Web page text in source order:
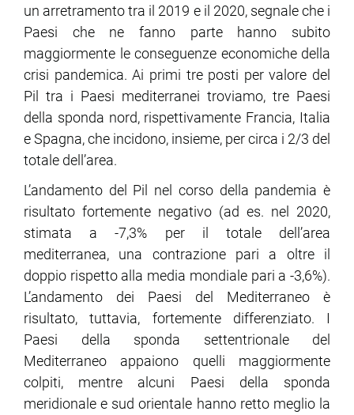
un arretramento tra il 2019 e il 2020, segnale che i
Paesi che ne fanno parte hanno subito
maggiormente le conseguenze economiche della
crisi pandemica. Ai primi tre posti per valore del
Pil tra i Paesi mediterranei troviamo, tre Paesi
della sponda nord, rispettivamente Francia, Italia
e Spagna, che incidono, insieme, per circa i 2/3 del
totale dell’area.
L’andamento del Pil nel corso della pandemia è
risultato fortemente negativo (ad es. nel 2020,
stimata a -7,3% per il totale dell’area
mediterranea, una contrazione pari a oltre il
doppio rispetto alla media mondiale pari a -3,6%).
L’andamento dei Paesi del Mediterraneo è
risultato, tuttavia, fortemente differenziato. I
Paesi della sponda settentrionale del
Mediterraneo appaiono quelli maggiormente
colpiti, mentre alcuni Paesi della sponda
meridionale e sud orientale hanno retto meglio la